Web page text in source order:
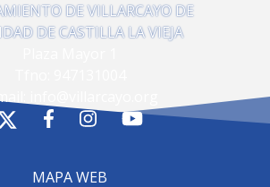
DE VILLARCAYO DE
DE CASTILLA LA VIEJA
MAPA WEB